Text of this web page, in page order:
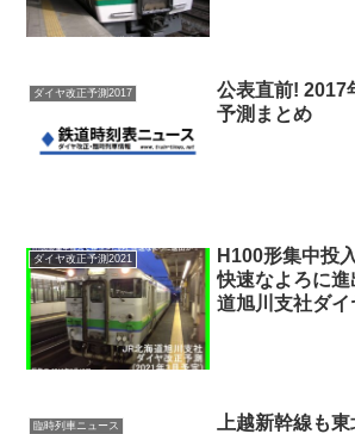
ダイヤ改正予測2017
公表直前! 2017
予測まとめ
ダイヤ改正予測2021
H100形集中投
快速なよろに
道旭川支社ダ
臨時列車ニュース
上越新幹線も